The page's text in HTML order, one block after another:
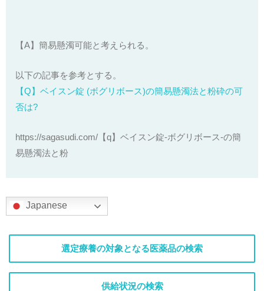
【A】簡易懸濁可能と考えられる。
以下の記事を参考とする。
【Q】ベイスン錠 (ボグリボース)の簡易懸濁法と粉砕の可
否は?
https://sagasudi.com/【q】ベイスン錠-ボグリボース-の簡
易懸濁法と粉
Japanese
選定療養の対象となる医薬品の検索
供給状況の検索